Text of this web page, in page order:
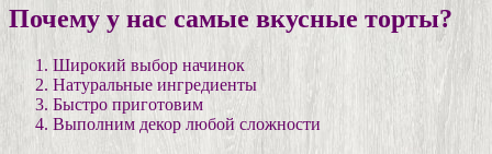
Почему у нас самые вкусные торты?
Широкий выбор начинок
Натуральные ингредиенты
Быстро приготовим
Выполним декор любой сложности